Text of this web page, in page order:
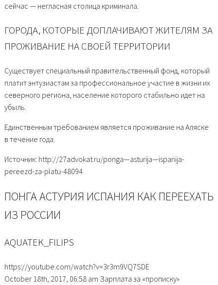
сейчас — негласная столица криминала.
ГОРОДА, КОТОРЫЕ ДОПЛАЧИВАЮТ ЖИТЕЛЯМ ЗА
ПРОЖИВАНИЕ НА СВОЕЙ ТЕРРИТОРИИ
Существует специальный правительственный фонд, который
платит энтузиастам за профессиональное участие в жизни их
северного региона, население которого стабильно идет на
убыль.
Единственным требованием является проживание на Аляске
в течение года.
Источник: http://27advokat.ru/ponga—asturija—ispanija-
pereezd-za-platu-48094
ПОНГА АСТУРИЯ ИСПАНИЯ КАК ПЕРЕЕХАТЬ
ИЗ РОССИИ
AQUATEK_FILIPS
https://youtube.com/watch?v=3r3m9VQ7SDE
October 18th, 2017, 06:58 am Зарплата за «прописку»